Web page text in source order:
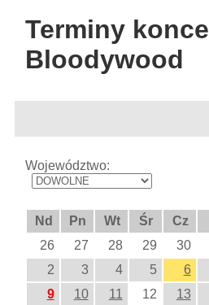
Terminy
Bloodywood
Województwo:
Nd Pn Wt Śr Cz
26
27 28 29 30
2
3 4 5 6
9
10 11 12 13